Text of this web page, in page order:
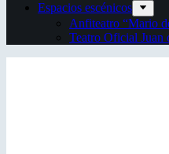
Espacios escénicos
Anfiteatro “Mario
Teatro Oficial Juan